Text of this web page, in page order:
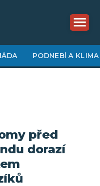
PODNEBÍ A KLIMA
před
dorazí